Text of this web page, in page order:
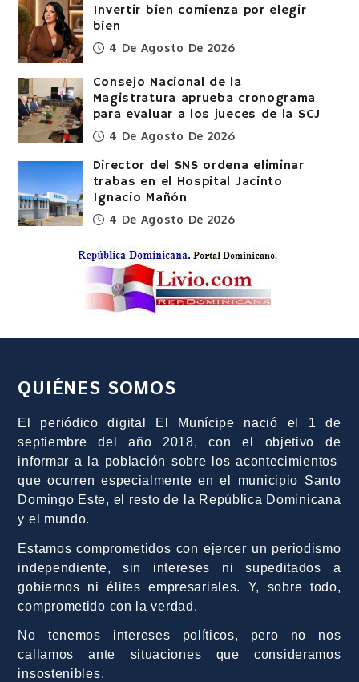
Invertir bien comienza por elegir
bien
4 De Agosto De 2026
Consejo Nacional de la
Magistratura aprueba cronograma
para evaluar a los jueces de la SCJ
4 De Agosto De 2026
Director del SNS ordena eliminar
trabas en el Hospital Jacinto
Ignacio Mañón
4 De Agosto De 2026
QUIÉNES SOMOS
El periódico digital El Munícipe nació el 1 de
septiembre del año 2018, con el objetivo de
informar a la población sobre los acontecimientos
que ocurren especialmente en el municipio Santo
Domingo Este, el resto de la República Dominicana
y el mundo.
Estamos comprometidos con ejercer un periodismo
independiente, sin intereses ni supeditados a
gobiernos ni élites empresariales. Y, sobre todo,
comprometido con la verdad.
No tenemos intereses políticos, pero no nos
callamos ante situaciones que consideramos
insostenibles.